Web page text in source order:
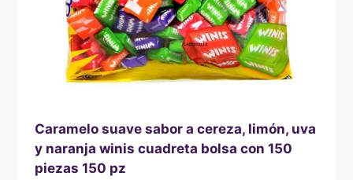
Caramelo suave sabor a cereza, limón, uva
y naranja winis cuadreta bolsa con 150
piezas 150 pz